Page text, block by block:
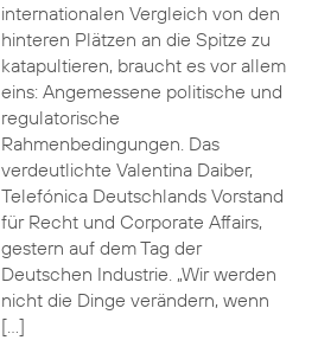
internationalen Vergleich von den
hinteren Plätzen an die Spitze zu
katapultieren, braucht es vor allem
eins: Angemessene politische und
regulatorische
Rahmenbedingungen. Das
verdeutlichte Valentina Daiber,
Telefónica Deutschlands Vorstand
für Recht und Corporate Affairs,
gestern auf dem Tag der
Deutschen Industrie. „Wir werden
nicht die Dinge verändern, wenn
[…]